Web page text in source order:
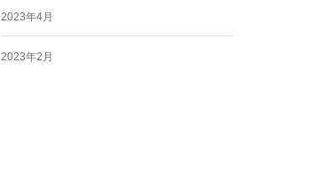
2023年4月
2023年2月